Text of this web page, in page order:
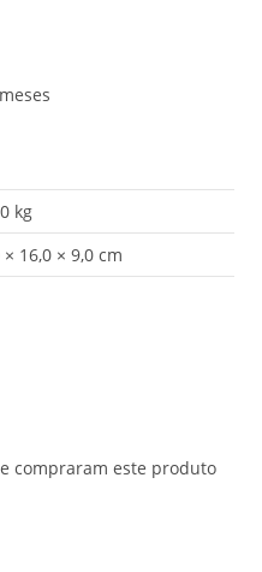
kg
× 16,0 × 9,0 cm
compraram este produto